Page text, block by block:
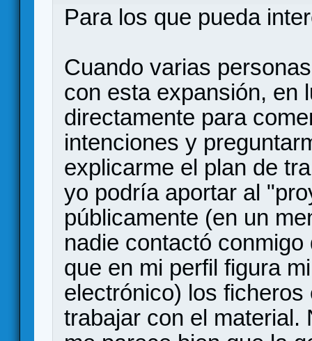
Para los que pueda
Cuando varias
con esta expansión, en
directamente para
intenciones y
explicarme el plan de
yo podría aportar al
públicamente (en un
nadie contactó
que en mi perfil figura
electrónico) los
trabajar con el material.